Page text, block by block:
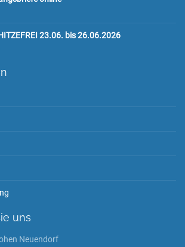
23.06. bis 26.06.2026
uns
Neuendorf